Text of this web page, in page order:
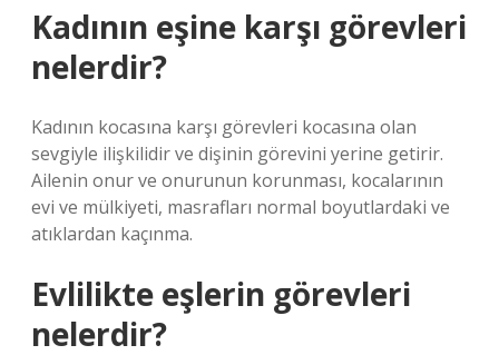
Kadının eşine karşı görevleri
nelerdir?
Kadının kocasına karşı görevleri kocasına olan
sevgiyle ilişkilidir ve dişinin görevini yerine getirir.
Ailenin onur ve onurunun korunması, kocalarının
evi ve mülkiyeti, masrafları normal boyutlardaki ve
atıklardan kaçınma.
Evlilikte eşlerin görevleri
nelerdir?